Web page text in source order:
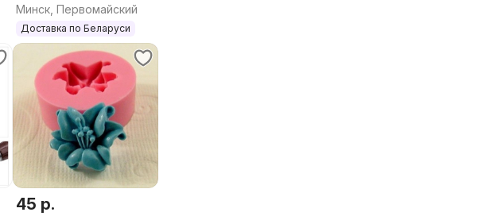
Минск, Первомайский
Доставка по Беларуси
45 р.